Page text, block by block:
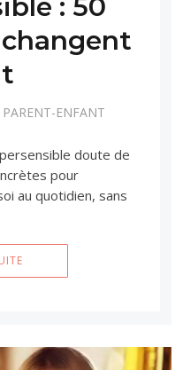
PARENT-ENFANT
doute de
pour
au quotidien, sans